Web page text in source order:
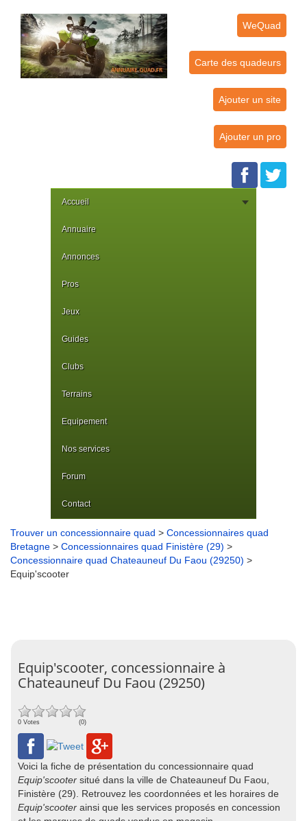
WeQuad
Carte des quadeurs
Ajouter un site
Ajouter un pro
Accueil
Annuaire
Annonces
Pros
Jeux
Guides
Clubs
Terrains
Equipement
Nos services
Forum
Contact
Trouver un concessionnaire quad > Concessionnaires quad
Bretagne > Concessionnaires quad Finistère (29) >
Concessionnaire quad Chateauneuf Du Faou (29250) >
Equip'scooter
Equip'scooter, concessionnaire à
Chateauneuf Du Faou (29250)
0 Votes (0)
Voici la fiche de présentation du concessionnaire quad
Equip'scooter situé dans la ville de Chateauneuf Du Faou,
Finistère (29). Retrouvez les coordonnées et les horaires de
Equip'scooter ainsi que les services proposés en concession